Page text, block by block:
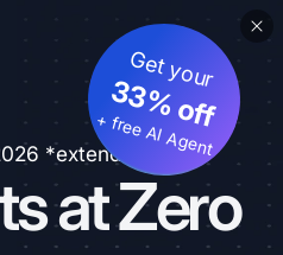
*extended
at Zero
Get your
33% off
+ free AI Agent